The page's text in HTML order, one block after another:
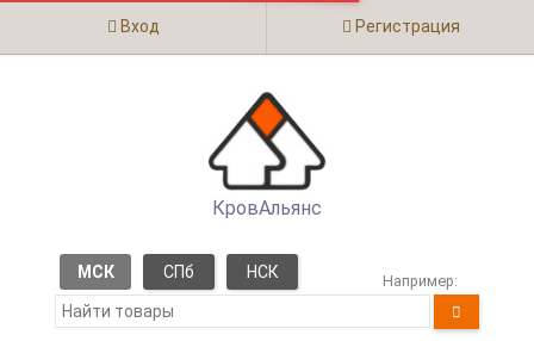
Вход Регистрация
КровАльянс
МСК СПб НСК Например: